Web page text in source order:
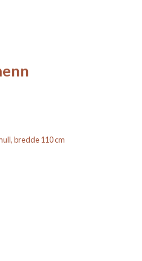
bredde 110 cm